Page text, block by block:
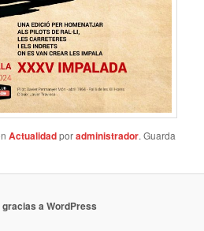
Actualidadporadministrador. Guarda
gracias a WordPress